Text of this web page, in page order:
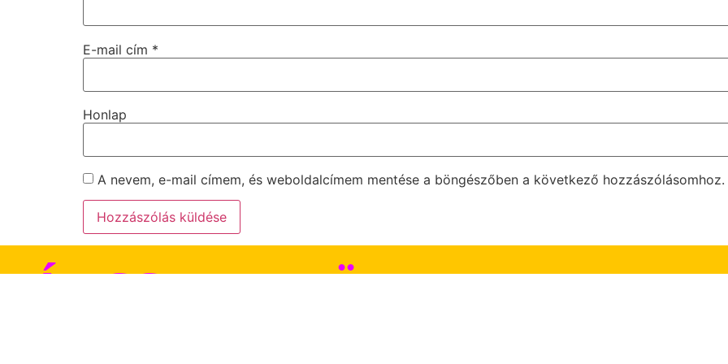
E-mail cím *
Honlap
A nevem, e-mail címem, és weboldalcímem mentése a böngészőben a következő hozzászólásomhoz.
JÁTSSZ VELÜNK!